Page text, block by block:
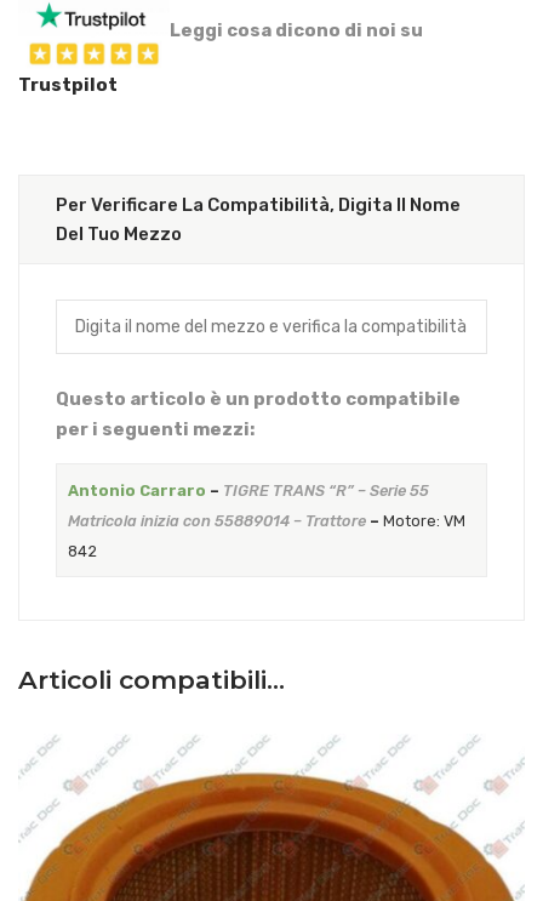
Leggi cosa dicono di noi su
Trustpilot
Per Verificare La Compatibilità, Digita Il Nome
Del Tuo Mezzo
Questo articolo è un prodotto compatibile
per i seguenti mezzi:
Antonio Carraro – TIGRE TRANS “R” – Serie 55
Matricola inizia con 55889014 – Trattore– Motore: VM
842
Articoli compatibili…